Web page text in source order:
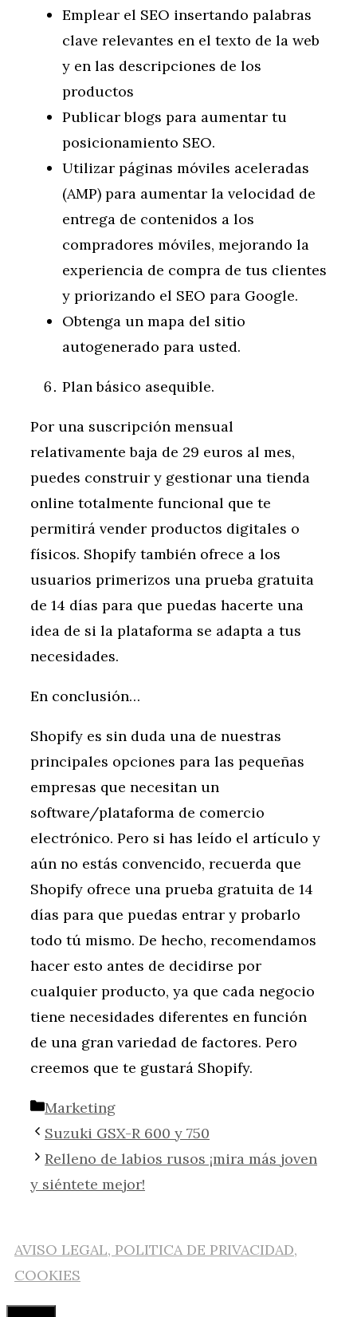
Emplear el SEO insertando palabras
clave relevantes en el texto de la web
y en las descripciones de los
productos
Publicar blogs para aumentar tu
posicionamiento SEO.
Utilizar páginas móviles aceleradas
(AMP) para aumentar la velocidad de
entrega de contenidos a los
compradores móviles, mejorando la
experiencia de compra de tus clientes
y priorizando el SEO para Google.
Obtenga un mapa del sitio
autogenerado para usted.
Plan básico asequible.
Por una suscripción mensual
relativamente baja de 29 euros al mes,
puedes construir y gestionar una tienda
online totalmente funcional que te
permitirá vender productos digitales o
físicos. Shopify también ofrece a los
usuarios primerizos una prueba gratuita
de 14 días para que puedas hacerte una
idea de si la plataforma se adapta a tus
necesidades.
En conclusión…
Shopify es sin duda una de nuestras
principales opciones para las pequeñas
empresas que necesitan un
software/plataforma de comercio
electrónico. Pero si has leído el artículo y
aún no estás convencido, recuerda que
Shopify ofrece una prueba gratuita de 14
días para que puedas entrar y probarlo
todo tú mismo. De hecho, recomendamos
hacer esto antes de decidirse por
cualquier producto, ya que cada negocio
tiene necesidades diferentes en función
de una gran variedad de factores. Pero
creemos que te gustará Shopify.
Categorías
Marketing
Suzuki GSX-R 600 y 750
Relleno de labios rusos ¡mira más joven
y siéntete mejor!
AVISO LEGAL, POLITICA DE PRIVACIDAD,
COOKIES